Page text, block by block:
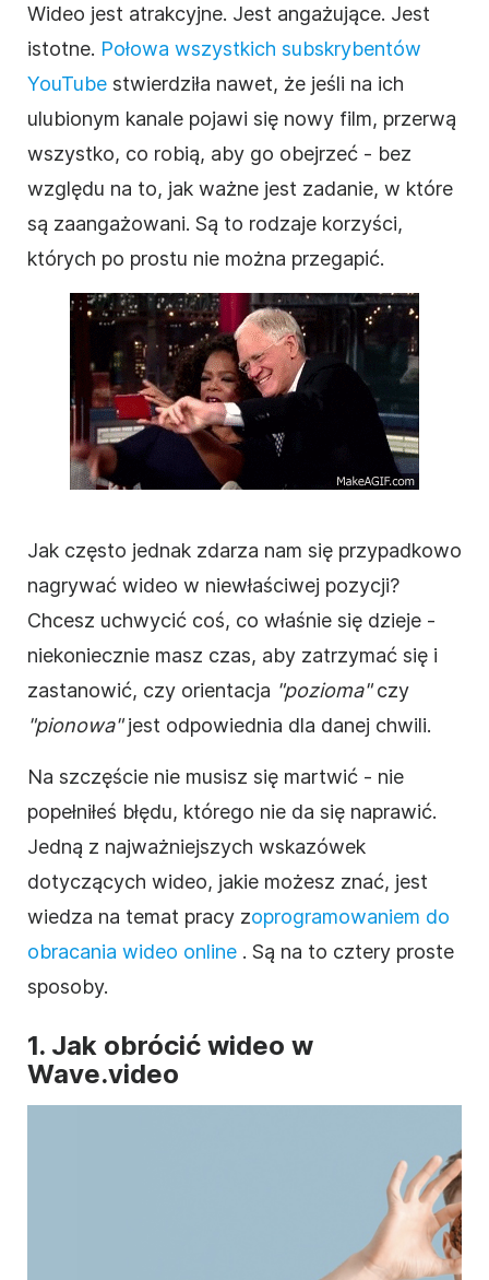
Wideo jest atrakcyjne. Jest angażujące. Jest
istotne. Połowa wszystkich subskrybentów
YouTube stwierdziła nawet, że jeśli na ich
ulubionym kanale pojawi się nowy film, przerwą
wszystko, co robią, aby go obejrzeć - bez
względu na to, jak ważne jest zadanie, w które
są zaangażowani. Są to rodzaje korzyści,
których po prostu nie można przegapić.
Jak często jednak zdarza nam się przypadkowo
nagrywać wideo w niewłaściwej pozycji?
Chcesz uchwycić coś, co właśnie się dzieje -
niekoniecznie masz czas, aby zatrzymać się i
zastanowić, czy orientacja "pozioma"czy
"pionowa"jest odpowiednia dla danej chwili.
Na szczęście nie musisz się martwić - nie
popełniłeś błędu, którego nie da się naprawić.
Jedną z najważniejszych wskazówek
dotyczących wideo, jakie możesz znać, jest
wiedza na temat pracy zoprogramowaniem do
obracania wideo online . Są na to cztery proste
sposoby.
1. Jak obrócić wideo w
Wave.video